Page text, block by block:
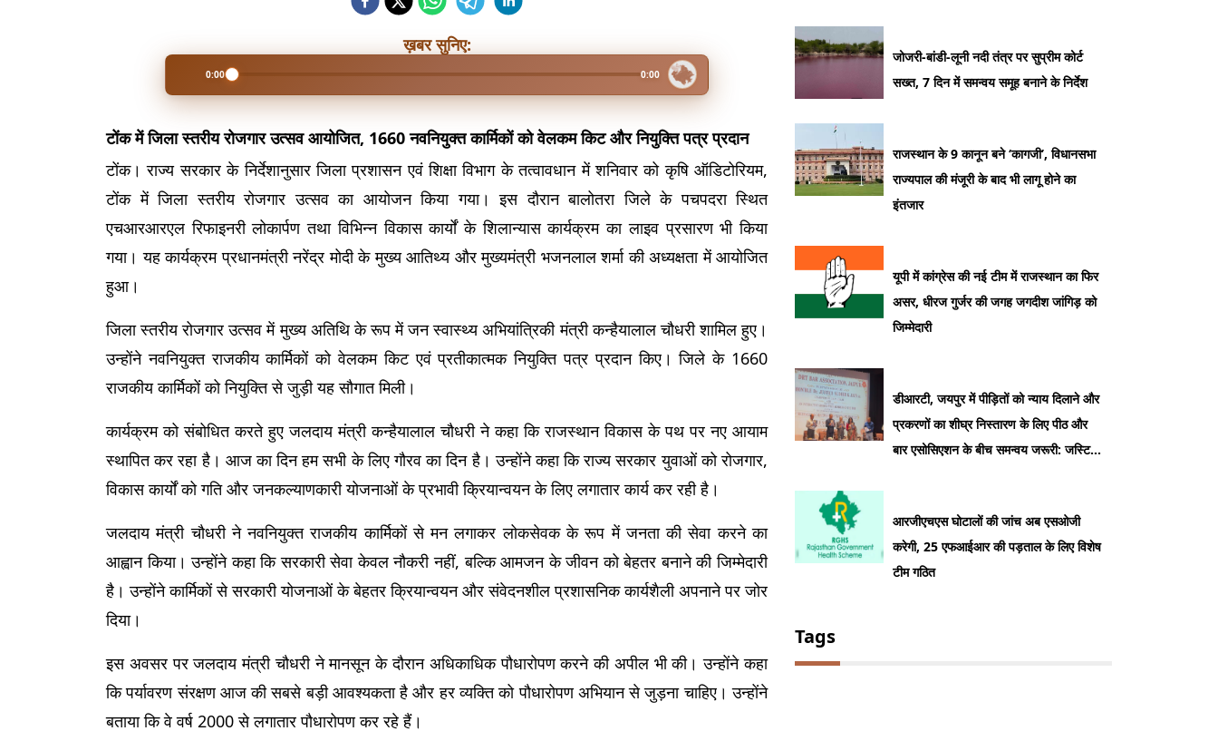
ख़बर सुनिए:
0:00 0:00
टोंक में जिला स्तरीय रोजगार उत्सव आयोजित, 1660 नवनियुक्त कार्मिकों को वेलकम किट और नियुक्ति पत्र प्रदान
टोंक। राज्य सरकार के निर्देशानुसार जिला प्रशासन एवं शिक्षा विभाग के तत्वावधान में शनिवार को कृषि ऑडिटोरियम,
टोंक में जिला स्तरीय रोजगार उत्सव का आयोजन किया गया। इस दौरान बालोतरा जिले के पचपदरा स्थित
एचआरआरएल रिफाइनरी लोकार्पण तथा विभिन्न विकास कार्यों के शिलान्यास कार्यक्रम का लाइव प्रसारण भी किया
गया। यह कार्यक्रम प्रधानमंत्री नरेंद्र मोदी के मुख्य आतिथ्य और मुख्यमंत्री भजनलाल शर्मा की अध्यक्षता में आयोजित
हुआ।
जिला स्तरीय रोजगार उत्सव में मुख्य अतिथि के रूप में जन स्वास्थ्य अभियांत्रिकी मंत्री कन्हैयालाल चौधरी शामिल हुए।
उन्होंने नवनियुक्त राजकीय कार्मिकों को वेलकम किट एवं प्रतीकात्मक नियुक्ति पत्र प्रदान किए। जिले के 1660
राजकीय कार्मिकों को नियुक्ति से जुड़ी यह सौगात मिली।
कार्यक्रम को संबोधित करते हुए जलदाय मंत्री कन्हैयालाल चौधरी ने कहा कि राजस्थान विकास के पथ पर नए आयाम
स्थापित कर रहा है। आज का दिन हम सभी के लिए गौरव का दिन है। उन्होंने कहा कि राज्य सरकार युवाओं को रोजगार,
विकास कार्यों को गति और जनकल्याणकारी योजनाओं के प्रभावी क्रियान्वयन के लिए लगातार कार्य कर रही है।
जलदाय मंत्री चौधरी ने नवनियुक्त राजकीय कार्मिकों से मन लगाकर लोकसेवक के रूप में जनता की सेवा करने का
आह्वान किया। उन्होंने कहा कि सरकारी सेवा केवल नौकरी नहीं, बल्कि आमजन के जीवन को बेहतर बनाने की जिम्मेदारी
है। उन्होंने कार्मिकों से सरकारी योजनाओं के बेहतर क्रियान्वयन और संवेदनशील प्रशासनिक कार्यशैली अपनाने पर जोर
दिया।
इस अवसर पर जलदाय मंत्री चौधरी ने मानसून के दौरान अधिकाधिक पौधारोपण करने की अपील भी की। उन्होंने कहा
कि पर्यावरण संरक्षण आज की सबसे बड़ी आवश्यकता है और हर व्यक्ति को पौधारोपण अभियान से जुड़ना चाहिए। उन्होंने
बताया कि वे वर्ष 2000 से लगातार पौधारोपण कर रहे हैं।
जोजरी-बांडी-लूनी नदी तंत्र पर सुप्रीम कोर्ट
सख्त, 7 दिन में समन्वय समूह बनाने के निर्देश
राजस्थान के 9 कानून बने ‘कागजी’, विधानसभा
राज्यपाल की मंजूरी के बाद भी लागू होने का
इंतजार
यूपी में कांग्रेस की नई टीम में राजस्थान का फिर
असर, धीरज गुर्जर की जगह जगदीश जांगिड़ को
जिम्मेदारी
डीआरटी, जयपुर में पीड़ितों को न्याय दिलाने और
प्रकरणों का शीघ्र निस्तारण के लिए पीठ और
बार एसोसिएशन के बीच समन्वय जरूरी: जस्टिस
आरजीएचएस घोटालों की जांच अब एसओजी
करेगी, 25 एफआईआर की पड़ताल के लिए विशेष
टीम गठित
Tags